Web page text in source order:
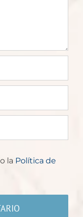
la Política de